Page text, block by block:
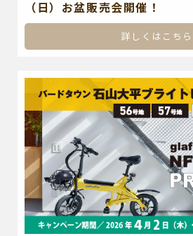
（日）お盆販売会開催！
詳しくはこちら